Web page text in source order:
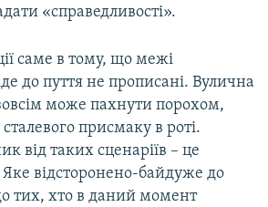
«справедливості».
саме в тому, що межі
до пуття не прописані. Вулична
може пахнути порохом,
присмаку в роті.
від таких сценаріїв – це
відсторонено-байдуже до
тих, хто в даний момент